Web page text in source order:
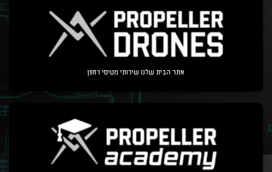
אתר הבית שלנו שירותי מטיסי רחפן